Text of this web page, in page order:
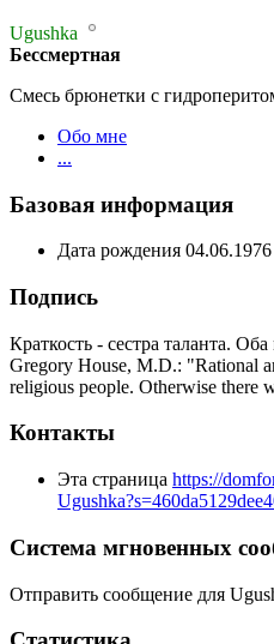
Ugushka
Бессмертная
Смесь брюнетки с
Обо мне
...
Базовая информация
Дата рождения
Подпись
Краткость - сестра таланта.
Gregory House, M.D.: "Rational
religious people. Otherwise there
Контакты
Эта страница https://
Система мгновенных
Отправить сообщение для